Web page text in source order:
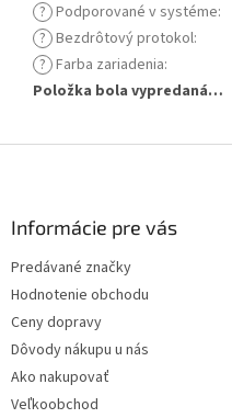
? Podporované v systéme:
? Bezdrôtový protokol:
? Farba zariadenia:
Položka bola vypredaná…
Informácie pre vás
Predávané značky
Hodnotenie obchodu
Ceny dopravy
Dôvody nákupu u nás
Ako nakupovať
Veľkoobchod